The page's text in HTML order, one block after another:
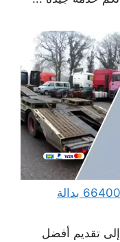
ونش كرين سطحة ام الهيمان 66400336 بدالة
تقديم أفضل